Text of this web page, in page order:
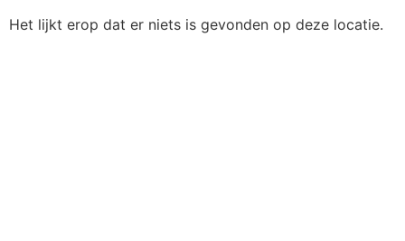
Het lijkt erop dat er niets is gevonden op deze locatie.